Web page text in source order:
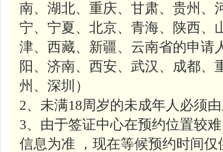
南、湖北、重庆、甘肃、贵州、
宁、宁夏、北京、青海、陕西、
津、西藏、新疆、云南省的申请
阳、济南、西安、武汉、成都、
州、深圳）
2、未满18周岁的未成年人必须
3、由于签证中心在预约位置较
信息为准 ，现在等候预约时间